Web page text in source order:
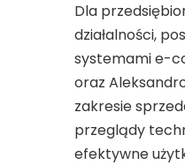
Dla
działalności,
systemami e-
oraz
zakresie
przeglądy
efektywne